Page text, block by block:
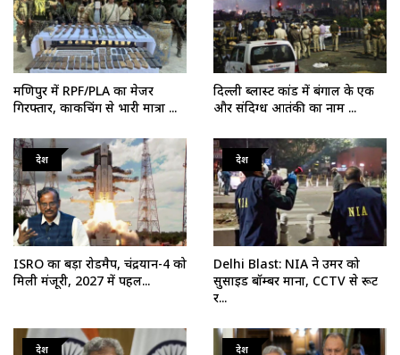
मणिपुर में RPF/PLA का मेजर
गिरफ्तार, काकचिंग से भारी मात्रा ...
दिल्ली ब्लास्ट कांड में बंगाल के एक
और संदिग्ध आतंकी का नाम ...
देश
ISRO का बड़ा रोडमैप, चंद्रयान-4 को
मिली मंजूरी, 2027 में पहल...
देश
Delhi Blast: NIA ने उमर को
सुसाइड बॉम्बर माना, CCTV से रूट
र...
देश देश